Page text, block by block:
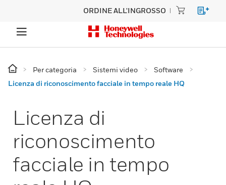
ORDINE ALL'INGROSSO
Per categoria Sistemi video
Software
Licenza di riconoscimento facciale in tempo reale HQ
Licenza di
riconoscimento
facciale in tempo